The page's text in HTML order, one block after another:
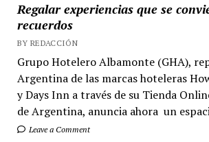
Regalar experiencias que se
recuerdos
BY REDACCIÓN
Grupo Hotelero Albamonte (GHA),
Argentina de las marcas hoteleras
y Days Inn a través de su Tienda
de Argentina, anuncia ahora un
Leave a Comment